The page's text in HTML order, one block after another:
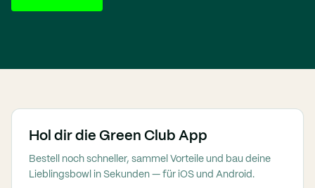
Hol dir die Green Club App
Bestell noch schneller, sammel Vorteile und bau deine
Lieblingsbowl in Sekunden — für iOS und Android.